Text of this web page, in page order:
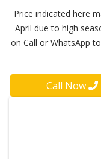
**Price indicated
April due to high
on Call or WhatsApp
Call Now